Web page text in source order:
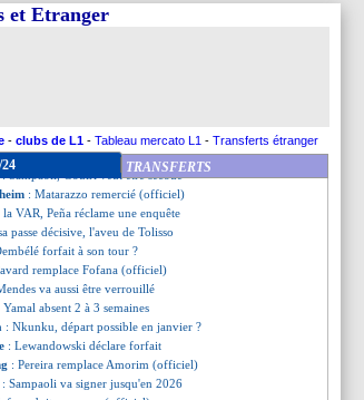
et Etranger
- clubs de L1 - Tableau mercato L1 - Transferts étranger
TRANSFERTS
s'embrouille avec un internaute
à la place de Dembélé (officiel)
: le Real étudie l'option Tah
à 6 semaines sans Rodrygo
: Sampaoli, Gouiri veut être secoué
: Matarazzo remercié (officiel)
la VAR, Peña réclame une enquête
passe décisive, l'aveu de Tolisso
forfait à son tour ?
remplace Fofana (officiel)
va aussi être verrouillé
Yamal absent 2 à 3 semaines
: Nkunku, départ possible en janvier ?
: Lewandowski déclare forfait
: Pereira remplace Amorim (officiel)
: Sampaoli va signer jusqu'en 2026